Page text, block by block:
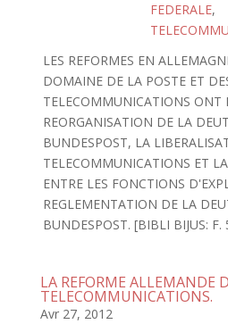
FEDERALE,
LES REFORMES EN
DOMAINE DE LA POSTE ET
TELECOMMUNICATIONS ONT
REORGANISATION DE LA
BUNDESPOST, LA
TELECOMMUNICATIONS ET
ENTRE LES FONCTIONS
REGLEMENTATION DE LA
BUNDESPOST. [BIBLI BIJUS: F.
LA REFORME ALLEMANDE
TELECOMMUNICATIONS.
Avr 27, 2012